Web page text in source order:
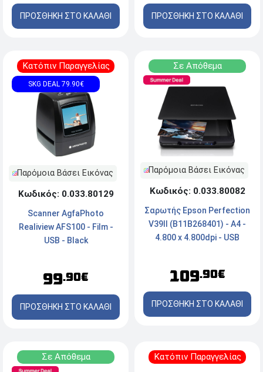
ΠΡΟΣΘΗΚΗ ΣΤΟ ΚΑΛΑΘΙ ΠΡΟΣΘΗΚΗ ΣΤΟ ΚΑΛΑΘΙ
Κατόπιν Παραγγελίας
SKG DEAL 79.90€
Παρόμοια Βάσει Εικόνας
Κωδικός: 0.033.80129
Scanner AgfaPhoto
Realiview AFS100 - Film -
USB - Black
99.90€
ΠΡΟΣΘΗΚΗ ΣΤΟ ΚΑΛΑΘΙ
Σε Απόθεμα
Παρόμοια Βάσει Εικόνας
Κωδικός: 0.033.80082
Σαρωτής Epson Perfection
V39II (B11B268401) - A4 -
4.800 x 4.800dpi - USB
109.90€
ΠΡΟΣΘΗΚΗ ΣΤΟ ΚΑΛΑΘΙ
Σε Απόθεμα Κατόπιν Παραγγελίας